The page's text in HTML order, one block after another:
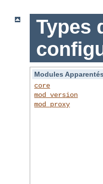
Types
Modules Apparentés
core
mod_version
mod_proxy